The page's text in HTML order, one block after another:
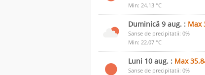
Min: 24.13 °C
Duminică 9 aug. : Max
Sanse de precipitatii: 0%
Min: 22.07 °C
Luni 10 aug. : Max
Sanse de precipitatii: 0%